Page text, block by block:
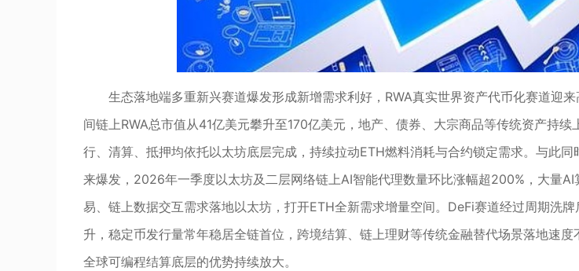
生态落地端多重新兴赛道爆发形成新增需求利好，RWA真实世界资产代币化赛道迎
间链上RWA总市值从41亿美元攀升至170亿美元，地产、债券、大宗商品等传统资产持续
行、清算、抵押均依托以太坊底层完成，持续拉动ETH燃料消耗与合约锁定需求。与此
来爆发，2026年一季度以太坊及二层网络链上AI智能代理数量环比涨幅超200%，大量AI
易、链上数据交互需求落地以太坊，打开ETH全新需求增量空间。DeFi赛道经过周期洗
升，稳定币发行量常年稳居全链首位，跨境结算、链上理财等传统金融替代场景落地速度
全球可编程结算底层的优势持续放大。